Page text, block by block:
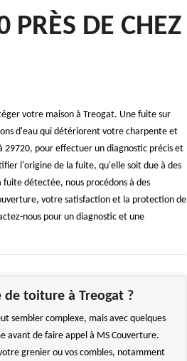
PRÈS DE CHEZ
votre maison à Treogat. Une fuite sur
d'eau qui détériorent votre charpente et
pour effectuer un diagnostic précis et
l'origine de la fuite, qu'elle soit due à des
détectée, nous procédons à des
votre satisfaction et la protection de
nous pour un diagnostic et une
toiture à Treogat ?
sembler complexe, mais avec quelques
avant de faire appel à MS Couverture.
grenier ou vos combles, notamment